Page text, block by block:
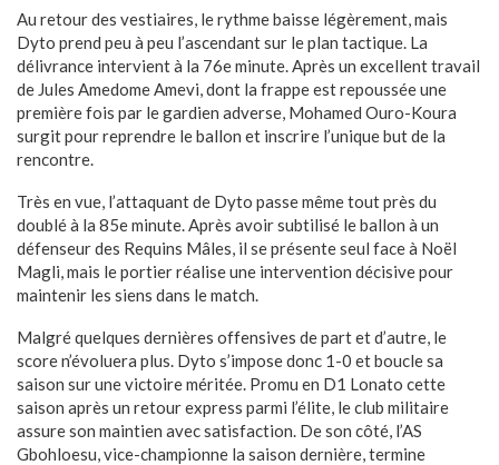
Au retour des vestiaires, le rythme baisse légèrement, mais
Dyto prend peu à peu l’ascendant sur le plan tactique. La
délivrance intervient à la 76e minute. Après un excellent travail
de Jules Amedome Amevi, dont la frappe est repoussée une
première fois par le gardien adverse, Mohamed Ouro-Koura
surgit pour reprendre le ballon et inscrire l’unique but de la
rencontre.
Très en vue, l’attaquant de Dyto passe même tout près du
doublé à la 85e minute. Après avoir subtilisé le ballon à un
défenseur des Requins Mâles, il se présente seul face à Noël
Magli, mais le portier réalise une intervention décisive pour
maintenir les siens dans le match.
Malgré quelques dernières offensives de part et d’autre, le
score n’évoluera plus. Dyto s’impose donc 1-0 et boucle sa
saison sur une victoire méritée. Promu en D1 Lonato cette
saison après un retour express parmi l’élite, le club militaire
assure son maintien avec satisfaction. De son côté, l’AS
Gbohloesu, vice-championne la saison dernière, termine